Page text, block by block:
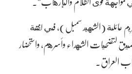
عائلة (الشهيد سمبل)، في لفتة
لتضحيات الشهداء وأسرهم، واستحضار
العراق.